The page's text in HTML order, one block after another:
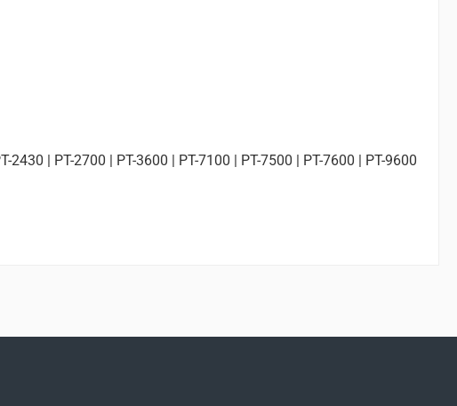
2430 | PT-2700 | PT-3600 | PT-7100 | PT-7500 | PT-7600 | PT-9600